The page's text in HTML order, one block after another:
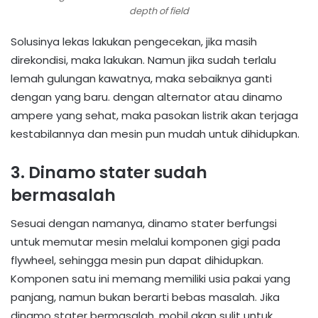
depth of field
Solusinya lekas lakukan pengecekan, jika masih
direkondisi, maka lakukan. Namun jika sudah terlalu
lemah gulungan kawatnya, maka sebaiknya ganti
dengan yang baru. dengan alternator atau dinamo
ampere yang sehat, maka pasokan listrik akan terjaga
kestabilannya dan mesin pun mudah untuk dihidupkan.
3. Dinamo stater sudah
bermasalah
Sesuai dengan namanya, dinamo stater berfungsi
untuk memutar mesin melalui komponen gigi pada
flywheel, sehingga mesin pun dapat dihidupkan.
Komponen satu ini memang memiliki usia pakai yang
panjang, namun bukan berarti bebas masalah. Jika